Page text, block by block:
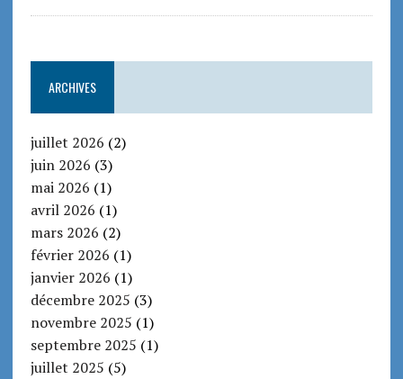
ARCHIVES
juillet 2026 (2)
juin 2026 (3)
mai 2026 (1)
avril 2026 (1)
mars 2026 (2)
février 2026 (1)
janvier 2026 (1)
décembre 2025 (3)
novembre 2025 (1)
septembre 2025 (1)
juillet 2025 (5)